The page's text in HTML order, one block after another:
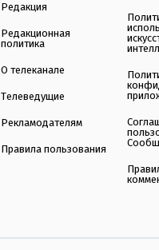
Редакция
Редакционная
политика
О телеканале
Телеведущие
Рекламодателям
Правила пользования